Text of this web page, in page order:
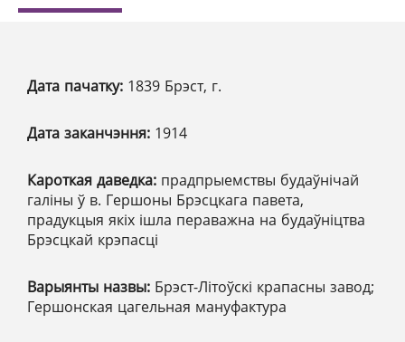
Дата пачатку: 1839 Брэст, г.
Дата заканчэння: 1914
Кароткая даведка: прадпрыемствы будаўнічай
галіны ў в. Гершоны Брэсцкага павета,
прадукцыя якіх ішла пераважна на будаўніцтва
Брэсцкай крэпасці
Варыянты назвы: Брэст-Літоўскі крапасны завод;
Гершонская цагельная мануфактура